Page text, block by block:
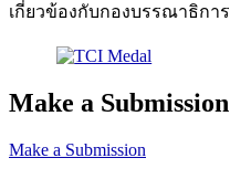
เกี่ยวข้องกับกองบรรณาธิการ
Make a Submission
Make a Submission